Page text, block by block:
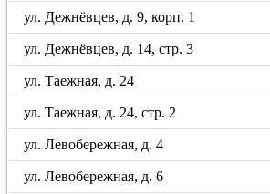
ул. Дежнёвцев, д. 9, корп. 1
ул. Дежнёвцев, д. 14, стр. 3
ул. Таежная, д. 24
ул. Таежная, д. 24, стр. 2
ул. Левобережная, д. 4
ул. Левобережная, д. 6